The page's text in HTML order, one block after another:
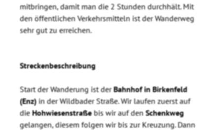
mitbringen, damit man die 2 Stunden durchhält. Mit
den öffentlichen Verkehrsmitteln ist der Wanderweg
sehr gut zu erreichen.
Streckenbeschreibung
Start der Wanderung ist derBahnhof in Birkenfeld
(Enz)in der Wildbader Straße. Wir laufen zuerst auf
dieHohwiesenstraßebis wir auf denSchenkweg
gelangen, diesem folgen wir bis zur Kreuzung. Dann